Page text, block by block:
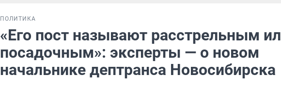
ПОЛИТИКА
«Его пост называют расстрельным
посадочным»: эксперты — о новом
начальнике дептранса Новосибирска